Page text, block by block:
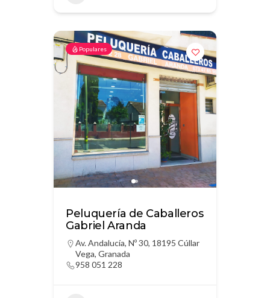
Populares
Peluquería de Caballeros
Gabriel Aranda
Av. Andalucía, Nº 30, 18195 Cúllar
Vega, Granada
958 051 228